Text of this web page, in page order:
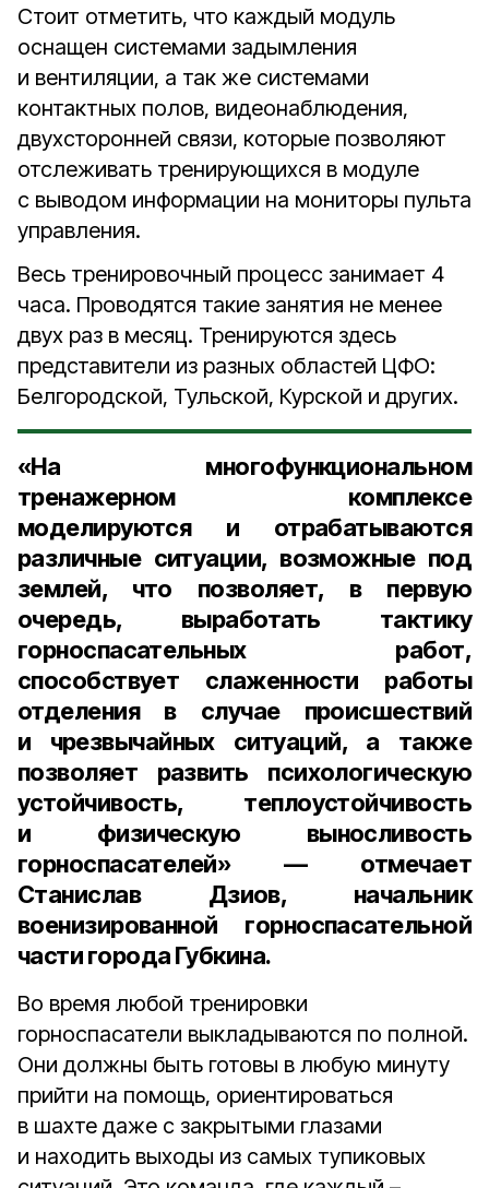
Стоит отметить, что каждый модуль
оснащен системами задымления
и вентиляции, а так же си­стемами
контактных по­лов, видеонаблюдения,
двухсторонней связи, которые позволяют
отслеживать тренирующихся в модуле
с выводом информации на мони­торы пульта
управления.
Весь тренировочный процесс занимает 4
часа. Проводятся такие занятия не менее
двух раз в месяц. Тренируются здесь
представители из разных областей ЦФО:
Белгородской, Тульской, Курской и других.
«На многофункциональном
тренажерном комплексе
моделируются и отрабатываются
различные ситуации, возможные под
землей, что позволяет, в первую
очередь, выработать тактику
горноспасательных работ,
способствует слаженности работы
отделения в случае происшествий
и чрезвычайных ситуаций, а также
позволяет развить психологическую
устойчивость, теплоустойчивость
и физическую выносливость
горноспасателей» — отмечает
Станислав Дзиов, начальник
военизированной горноспасательной
части города Губкина.
Во время любой тренировки
горноспасатели выкладываются по полной.
Они должны быть готовы в любую минуту
прийти на помощь, ориентироваться
в шахте даже с закрытыми глазами
и находить выходы из самых тупиковых